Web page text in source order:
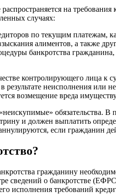
на
случаях:
по текущим
алиментов, а также
банкротства
контролирующего лица
неисполнения или
возмещение вреда
обязательства. В
и должен выплатить
если гражданин
гражданину
сведений о банкротстве
исполнения требований